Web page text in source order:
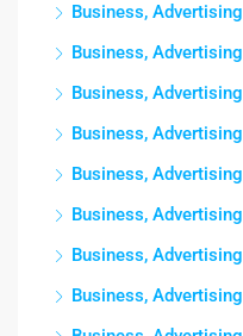
Business, Advertising
Business, Advertising
Business, Advertising
Business, Advertising
Business, Advertising
Business, Advertising
Business, Advertising
Business, Advertising